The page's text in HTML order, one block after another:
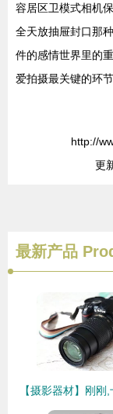
容居区卫模式相机
全天放抽屉封口那
件的感情世界里的
爱拍摄最关键的环
http://
更
最新产品